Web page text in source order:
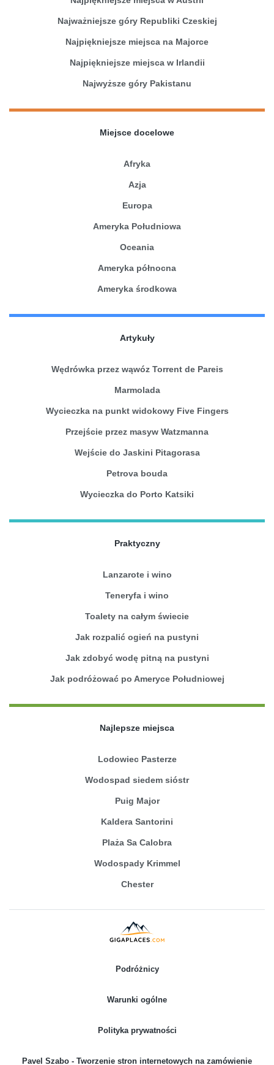
Najważniejsze góry Republiki Czeskiej
Najpiękniejsze miejsca na Majorce
Najpiękniejsze miejsca w Irlandii
Najwyższe góry Pakistanu
Miejsce docelowe
Afryka
Azja
Europa
Ameryka Południowa
Oceania
Ameryka północna
Ameryka środkowa
Artykuły
Wędrówka przez wąwóz Torrent de Pareis
Marmolada
Wycieczka na punkt widokowy Five Fingers
Przejście przez masyw Watzmanna
Wejście do Jaskini Pitagorasa
Petrova bouda
Wycieczka do Porto Katsiki
Praktyczny
Lanzarote i wino
Teneryfa i wino
Toalety na całym świecie
Jak rozpalić ogień na pustyni
Jak zdobyć wodę pitną na pustyni
Jak podróżować po Ameryce Południowej
Najlepsze miejsca
Lodowiec Pasterze
Wodospad siedem sióstr
Puig Major
Kaldera Santorini
Plaża Sa Calobra
Wodospady Krimmel
Chester
Podróżnicy
Warunki ogólne
Polityka prywatności
Pavel Szabo - Tworzenie stron internetowych na zamówienie